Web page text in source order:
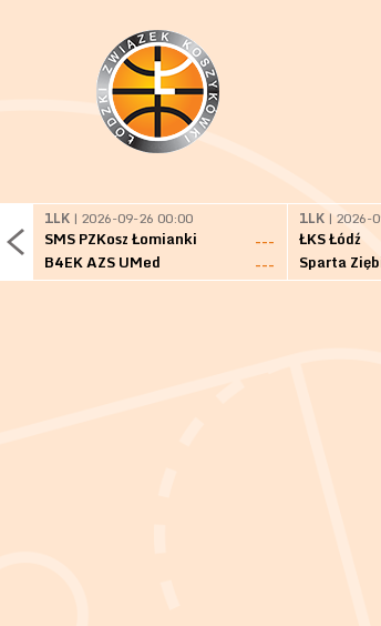
1LK | 2026-09-26 00:00
SMS PZKosz Łomianki
---
B4EK AZS UMed
---
1LK | 2026-
ŁKS Łódź
Sparta